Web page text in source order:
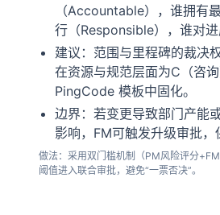
（Accountable），谁拥有
行（Responsible），谁对进
建议：范围与里程碑的裁决
在资源与规范层面为C（咨
PingCode 模板中固化。
边界：若变更导致部门产能
影响，FM可触发升级审批，
做法：采用双门槛机制（PM风险评分
阈值进入联合审批，避免“一票否决”。